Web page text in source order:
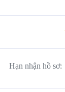
Hạn nhận hồ sơ: